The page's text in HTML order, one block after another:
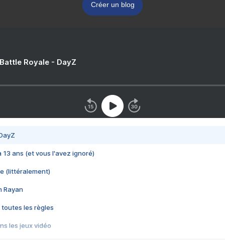
Créer un blog
Royale - DayZ
13 ans (et vous l'avez ignoré)
(littéralement)
Rayan
toutes les règles
les jeux vidéo